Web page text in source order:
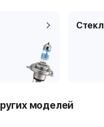
моделей